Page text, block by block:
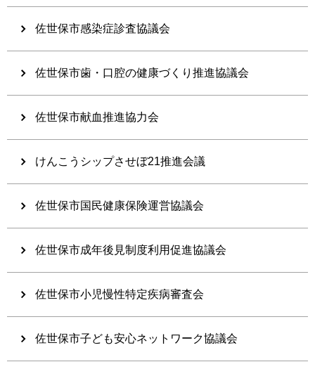
佐世保市感染症診査協議会
佐世保市歯・口腔の健康づくり推進協議会
佐世保市献血推進協力会
けんこうシップさせぼ21推進会議
佐世保市国民健康保険運営協議会
佐世保市成年後見制度利用促進協議会
佐世保市小児慢性特定疾病審査会
佐世保市子ども安心ネットワーク協議会